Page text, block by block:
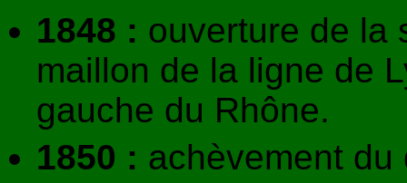
1848 : ouverture de la
maillon de la ligne de
gauche du Rhône.
1850 : achèvement du